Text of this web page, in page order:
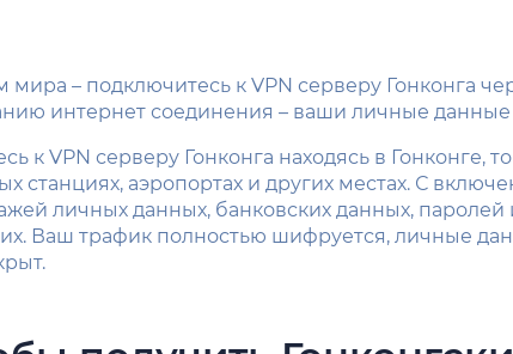
мира – подключитесь к VPN серверу Гонконга
интернет соединения – ваши личные данные
к VPN серверу Гонконга находясь в
станциях, аэропортах и других местах. С
личных данных, банковских данных,
Ваш трафик полностью шифруется, личные